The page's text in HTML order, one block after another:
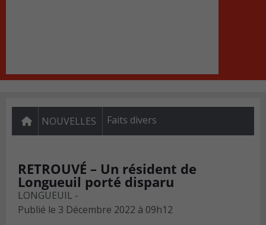
NOUVELLES Faits divers
RETROUVÉ – Un résident de
Longueuil porté disparu
LONGUEUIL -
Publié le 3 Décembre 2022 à 09h12